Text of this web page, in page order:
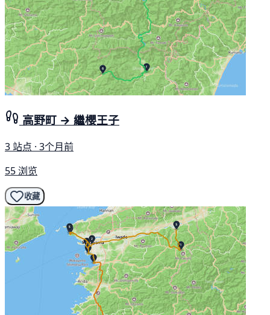
高野町 → 繼櫻王子
3 站点 · 3个月前
55 浏览
收藏